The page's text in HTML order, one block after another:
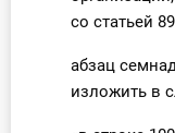
со статьей
абзац
изложить в